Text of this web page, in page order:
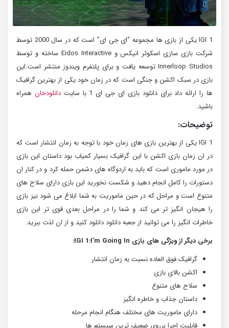
IGI 1 یکی از بازی ها مجموعه “ای جی ای” است که در سال 2000 توسط
شرکت بازی سازی اسکوئر انیکس و Eidos Interactive ساخته و توسط
Innerloop Studios توسعه یافت و برای پلتفرم ویندوز منتشر است.این
بازی در سبک اکشن و جنگی است که در زمان خود یکی از بهترین گرافیک
ها را ارائه داد برای دانلود بازی ای جی ای 1 با سایت
دانلودخان همراه
باشید.
توضیحات:
IGI 1 یکی از بهترین بازی های زمان خود با توجه به زمان انتشار است که
در ان زمان بازی اکشن با این گرافیک بسیار کمیاب بود داستان این بازی
در مورد ماموری است که باید به اردوگاه های دشمن حمله کرد و در کنار ان
دستورات را کامل انجام دهید و شکست نخورید این بازی دارای سلاح های
متنوع است و مراحل که در حین ماموریت به شما ابلاغ می شود نیز بازی
را هیجان انگیز تر می کند و شما را در مراحل بعدی قوی تر این بازی
خاطرات انگیز را می توانید از جعبه دانلود دانلود کنید و از ان لذت ببرید.
برخی دیگر از ویژگی های بازی IGI 1:I’m Going In:
گرافیک فوق العاده نسبت به زمان انتشار
اکشن بالای بازی
سلاح های متنوع
داستان جذاب و خاطره انگیز
دارای ماموریت های مختلف هنگام انجام مرحله
قابلیت اجرا برروی ضعیف ترین سیستم ها